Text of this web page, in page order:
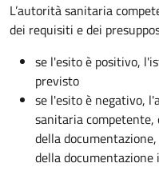
L’autorità sanitaria
dei requisiti e dei
se l'esito è positivo,
previsto
se l'esito è negativo,
sanitaria competente,
della
della